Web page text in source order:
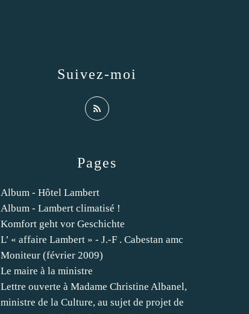
Pages
Album - Hôtel Lambert
Album - Lambert climatisé !
Komfort geht vor Geschichte
L’ « affaire Lambert » - J.-F . Cabestan amc
Moniteur (février 2009)
Le maire à la ministre
Lettre ouverte à Madame Christine Albanel,
ministre de la Culture, au sujet de projet de
Suivez-moi